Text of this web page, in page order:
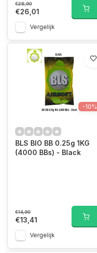
€28,90
€26,01
Vergelijk
-10%
BLS BIO BB 0.25g 1KG
(4000 BBs) - Black
€14,90
€13,41
Vergelijk